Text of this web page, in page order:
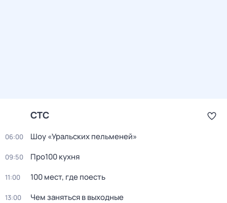
СТС
06:00 Шоу «Уральских пельменей»
09:50 Про100 кухня
11:00 100 мест, где поесть
13:00 Чем заняться в выходные